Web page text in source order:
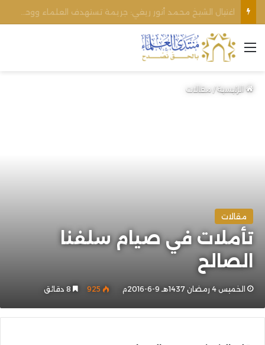
الأوقاف الفلسطينية تنفي صحة تعميم يمنع رفع الأذان عبر السماعات الخارجية للمساجد القريبة من المستوطنات
القائمة
الرئيسية/مقالات
مقالات
تأملات في صيام سلفنا
الصالح
الخميس 4 رمضان 1437هـ 9-6-2016م 925